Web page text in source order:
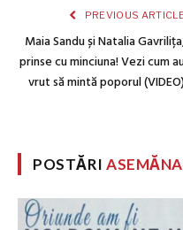
PREVIOUS
Maia Sandu și Natalia
prinse cu minciuna! Vezi cum
vrut să mintă poporul
POSTĂRI